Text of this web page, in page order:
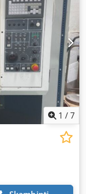
1 /7